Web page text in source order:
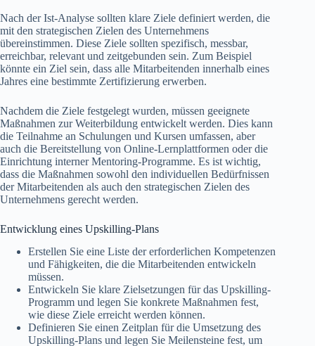
Nach der Ist-Analyse sollten klare Ziele definiert werden, die
mit den strategischen Zielen des Unternehmens
übereinstimmen. Diese Ziele sollten spezifisch, messbar,
erreichbar, relevant und zeitgebunden sein. Zum Beispiel
könnte ein Ziel sein, dass alle Mitarbeitenden innerhalb eines
Jahres eine bestimmte Zertifizierung erwerben.
Nachdem die Ziele festgelegt wurden, müssen geeignete
Maßnahmen zur Weiterbildung entwickelt werden. Dies kann
die Teilnahme an Schulungen und Kursen umfassen, aber
auch die Bereitstellung von Online-Lernplattformen oder die
Einrichtung interner Mentoring-Programme. Es ist wichtig,
dass die Maßnahmen sowohl den individuellen Bedürfnissen
der Mitarbeitenden als auch den strategischen Zielen des
Unternehmens gerecht werden.
Entwicklung eines Upskilling-Plans
Erstellen Sie eine Liste der erforderlichen Kompetenzen
und Fähigkeiten, die die Mitarbeitenden entwickeln
müssen.
Entwickeln Sie klare Zielsetzungen für das Upskilling-
Programm und legen Sie konkrete Maßnahmen fest,
wie diese Ziele erreicht werden können.
Definieren Sie einen Zeitplan für die Umsetzung des
Upskilling-Plans und legen Sie Meilensteine fest, um